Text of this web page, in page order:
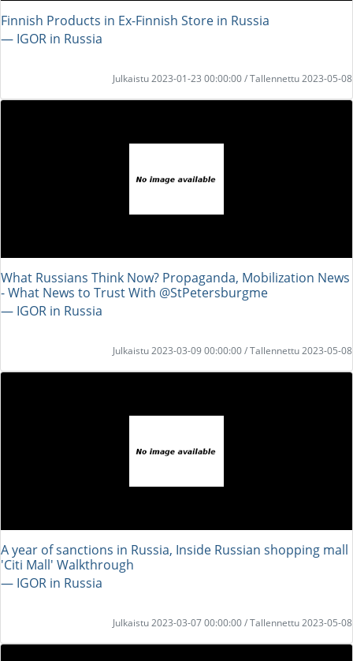
Finnish Products in Ex-Finnish Store in Russia
― IGOR in Russia
Julkaistu 2023-01-23 00:00:00 / Tallennettu 2023-05-08
What Russians Think Now? Propaganda, Mobilization News
- What News to Trust With @StPetersburgme
― IGOR in Russia
Julkaistu 2023-03-09 00:00:00 / Tallennettu 2023-05-08
A year of sanctions in Russia, Inside Russian shopping mall
'Citi Mall' Walkthrough
― IGOR in Russia
Julkaistu 2023-03-07 00:00:00 / Tallennettu 2023-05-08